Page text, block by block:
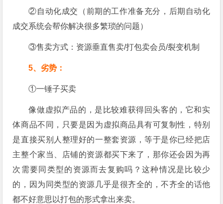
②自动化成交（前期的工作准备充分，后期自动化
成交系统会帮你解决很多繁琐的问题）
③售卖方式：资源垂直售卖/打包卖会员/裂变机制
5、劣势：
①一锤子买卖
像做虚拟产品的，是比较难获得回头客的，它和实
体商品不同，只要是因为虚拟商品具有可复制性，特别
是直接买别人整理好的一整套资源，等于是你已经把店
主整个家当、店铺的资源都买下来了，那你还会因为再
次需要同类型的资源而去复购吗？这种情况是比较少
的，因为同类型的资源几乎是很齐全的，不齐全的话他
都不好意思以打包的形式拿出来卖。